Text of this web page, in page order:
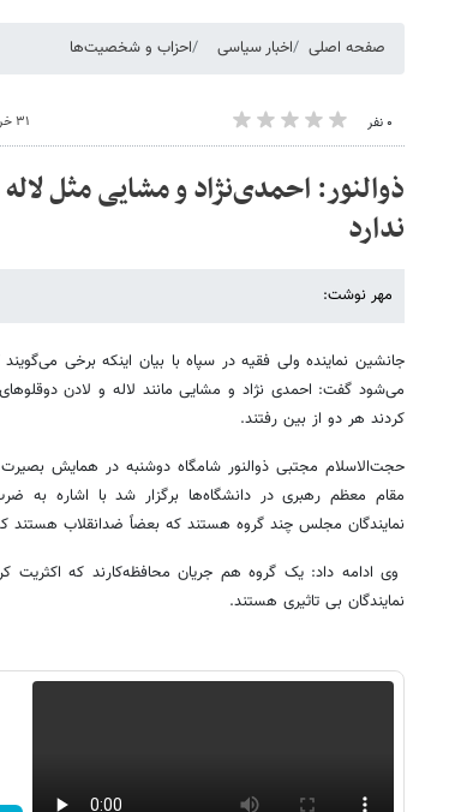
صفحه اصلی اخبار سیاسی احزاب و شخصیت‌ها
۰ نفر ۳۱ خرداد ۱۳۹۰ - ۰۹:۰۵
ذوالنور: احمدی‌نژاد و مشایی مثل
ندارد
مهر نوشت:
جانشین نماینده ولی فقیه در سپاه با بیان اینکه برخی
می‌شود گفت: احمدی نژاد و مشایی مانند لاله و لادن
کردند هر دو از بین رفتند.
حجت‌الاسلام مجتبی ذوالنور شامگاه دوشنبه در همایش
مقام معظم رهبری در دانشگاه‌ها برگزار شد با اشاره به
نمایندگان مجلس چند گروه هستند که بعضاً ضدانقلاب هستند
وی ادامه داد: یک گروه هم جریان محافظه‌کارند که
نمایندگان بی‌ تاثیری هستند.